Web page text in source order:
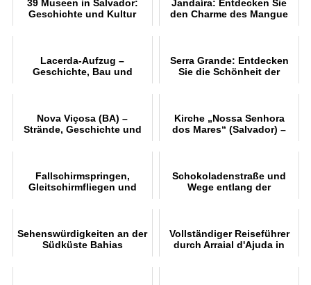
39 Museen in Salvador:
Geschichte und Kultur
Jandaíra: Entdecken Sie
den Charme des Mangue
Lacerda-Aufzug –
Geschichte, Bau und
Serra Grande: Entdecken
Sie die Schönheit der
Nova Viçosa (BA) –
Strände, Geschichte und
Kirche „Nossa Senhora
dos Mares“ (Salvador) –
Fallschirmspringen,
Gleitschirmfliegen und
Schokoladenstraße und
Wege entlang der
Sehenswürdigkeiten an der
Südküste Bahias
Vollständiger Reiseführer
durch Arraial d'Ajuda in